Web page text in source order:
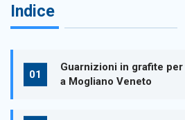
Indice
Guarnizioni in grafite
a Mogliano Veneto